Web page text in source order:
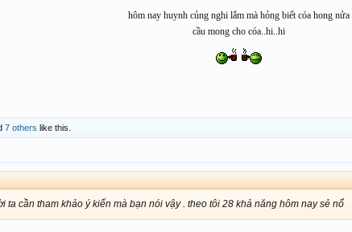
hôm nay huynh củng nghi lắm mà hỏng biết cóa hong nửa
cầu mong cho cóa..hi..hi
7 others like this.
ta cần tham khảo ý kiến mà bạn nói vậy . theo tôi 28 khả năng hôm nay sẻ nổ